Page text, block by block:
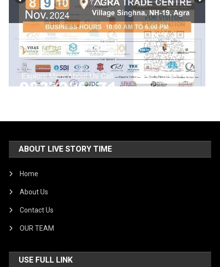
ABOUT LIVE STORY TIME
Home
About Us
Contact Us
OUR TEAM
USE FULL LINK